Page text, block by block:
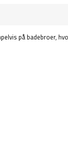
på badebroer,